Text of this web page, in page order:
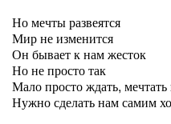
Но мечты развеятся
Мир не изменится
Он бывает к нам жесток
Но не просто так
Мало просто ждать, мечтать
Нужно сделать нам самим